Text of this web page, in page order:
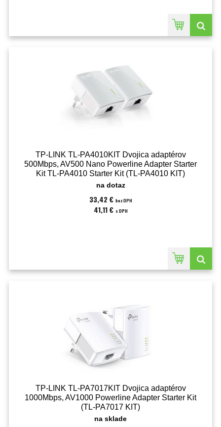
TP-LINK TL-PA4010KIT Dvojica adaptérov
500Mbps, AV500 Nano Powerline Adapter Starter
Kit TL-PA4010 Starter Kit (TL-PA4010 KIT)
na dotaz
33,42 € bez DPH
41,11 € s DPH
TP-LINK TL-PA7017KIT Dvojica adaptérov
1000Mbps, AV1000 Powerline Adapter Starter Kit
(TL-PA7017 KIT)
na sklade